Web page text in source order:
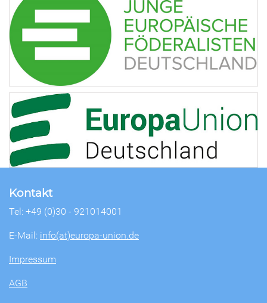
Kontakt
Tel: +49 (0)30 - 921014001
E-Mail: info(at)europa-union.de
Impressum
AGB